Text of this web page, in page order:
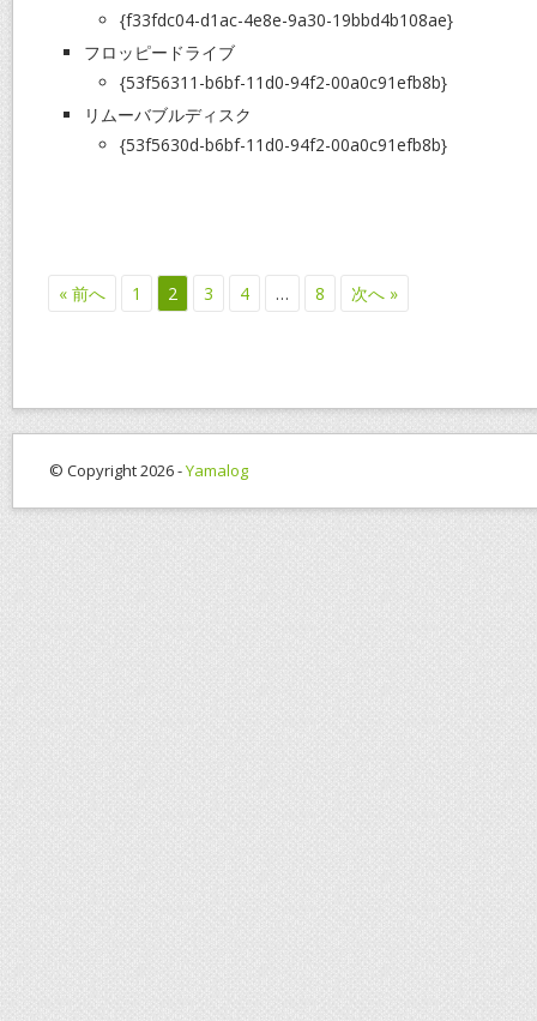
{f33fdc04-d1ac-4e8e-9a30-19bbd4b108ae}
フロッピードライブ
{53f56311-b6bf-11d0-94f2-00a0c91efb8b}
リムーバブルディスク
{53f5630d-b6bf-11d0-94f2-00a0c91efb8b}
« 前へ 1 2 3 4 … 8 次へ »
© Copyright 2026 -Yamalog